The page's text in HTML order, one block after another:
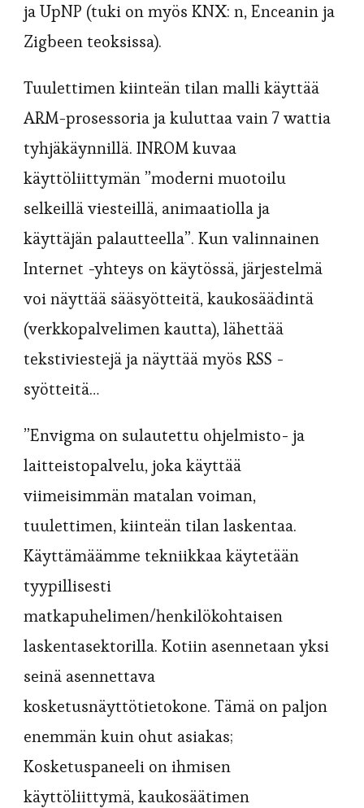
ja UpNP (tuki on myös KNX: n, Enceanin ja
Zigbeen teoksissa).
Tuulettimen kiinteän tilan malli käyttää
ARM-prosessoria ja kuluttaa vain 7 wattia
tyhjäkäynnillä. INROM kuvaa
käyttöliittymän ”moderni muotoilu
selkeillä viesteillä, animaatiolla ja
käyttäjän palautteella”. Kun valinnainen
Internet -yhteys on käytössä, järjestelmä
voi näyttää sääsyötteitä, kaukosäädintä
(verkkopalvelimen kautta), lähettää
tekstiviestejä ja näyttää myös RSS -
syötteitä…
”Envigma on sulautettu ohjelmisto- ja
laitteistopalvelu, joka käyttää
viimeisimmän matalan voiman,
tuulettimen, kiinteän tilan laskentaa.
Käyttämäämme tekniikkaa käytetään
tyypillisesti
matkapuhelimen/henkilökohtaisen
laskentasektorilla. Kotiin asennetaan yksi
seinä asennettava
kosketusnäyttötietokone. Tämä on paljon
enemmän kuin ohut asiakas;
Kosketuspaneeli on ihmisen
käyttöliittymä, kaukosäätimen